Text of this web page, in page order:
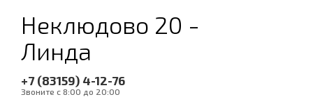
Неклюдово 20 -
Линда
+7 (83159) 4-12-76
Звоните с 8:00 до 20:00